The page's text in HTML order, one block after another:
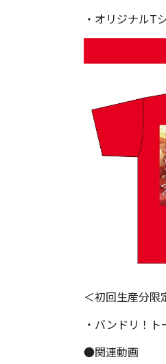
・オリジナルT
＜初回生産分限
・バンドリ！
●関連動画